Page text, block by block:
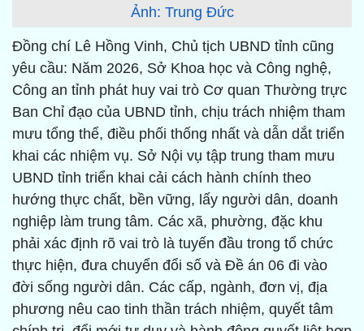
Ảnh: Trung Đức
Đồng chí Lê Hồng Vinh, Chủ tịch UBND tỉnh cũng
yêu cầu: Năm 2026, Sở Khoa học và Công nghệ,
Công an tỉnh phát huy vai trò Cơ quan Thường trực
Ban Chỉ đạo của UBND tỉnh, chịu trách nhiệm tham
mưu tổng thể, điều phối thống nhất và dẫn dắt triển
khai các nhiệm vụ. Sở Nội vụ tập trung tham mưu
UBND tỉnh triển khai cải cách hành chính theo
hướng thực chất, bền vững, lấy người dân, doanh
nghiệp làm trung tâm. Các xã, phường, đặc khu
phải xác định rõ vai trò là tuyến đầu trong tổ chức
thực hiện, đưa chuyển đổi số và Đề án 06 đi vào
đời sống người dân. Các cấp, ngành, đơn vị, địa
phương nêu cao tinh thần trách nhiệm, quyết tâm